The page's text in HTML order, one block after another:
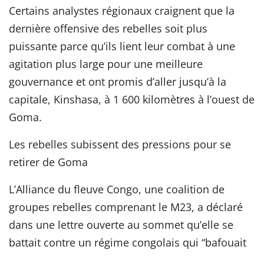
Certains analystes régionaux craignent que la
dernière offensive des rebelles soit plus
puissante parce qu’ils lient leur combat à une
agitation plus large pour une meilleure
gouvernance et ont promis d’aller jusqu’à la
capitale, Kinshasa, à 1 600 kilomètres à l’ouest de
Goma.
Les rebelles subissent des pressions pour se
retirer de Goma
L’Alliance du fleuve Congo, une coalition de
groupes rebelles comprenant le M23, a déclaré
dans une lettre ouverte au sommet qu’elle se
battait contre un régime congolais qui “bafouait